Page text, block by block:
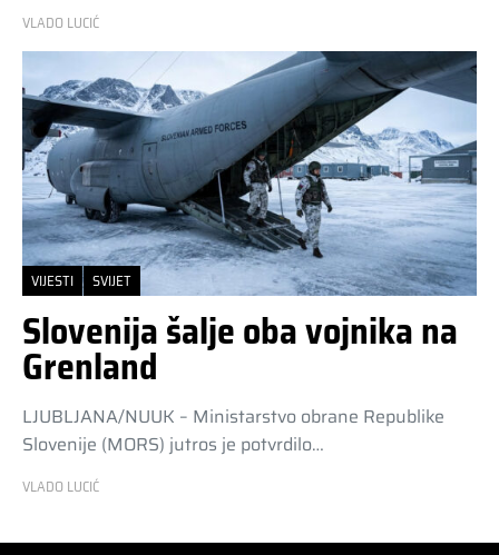
VLADO LUCIĆ
VIJESTI SVIJET
Slovenija šalje oba vojnika na
Grenland
LJUBLJANA/NUUK – Ministarstvo obrane Republike
Slovenije (MORS) jutros je potvrdilo…
VLADO LUCIĆ